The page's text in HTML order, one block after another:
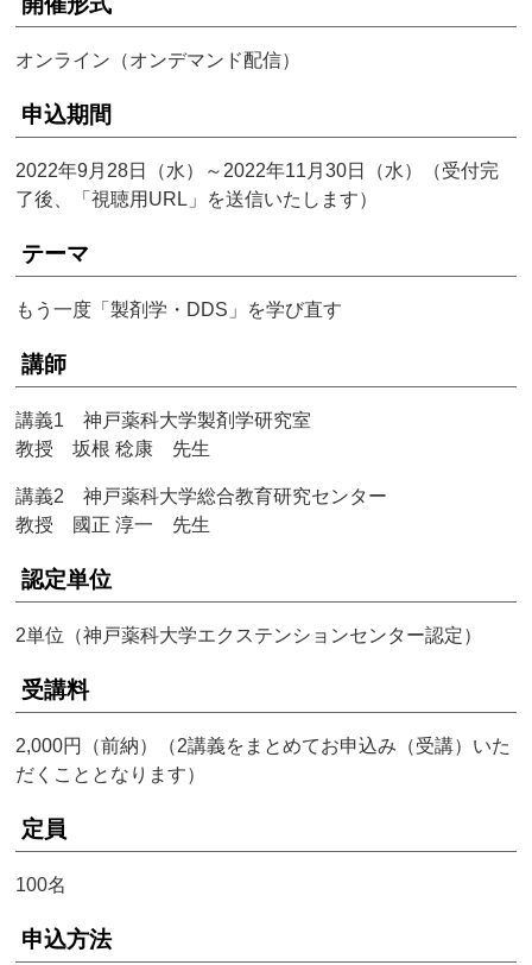
オンライン（オンデマンド配信）
申込期間
2022年9月28日（水）～2022年11月30日（水）（受付完
了後、「視聴用URL」を送信いたします）
テーマ
もう一度「製剤学・DDS」を学び直す
講師
講義1 神戸薬科大学製剤学研究室
教授 坂根 稔康 先生
講義2 神戸薬科大学総合教育研究センター
教授 國正 淳一 先生
認定単位
2単位（神戸薬科大学エクステンションセンター認定）
受講料
2,000円（前納）（2講義をまとめてお申込み（受講）いた
だくこととなります）
定員
100名
申込方法